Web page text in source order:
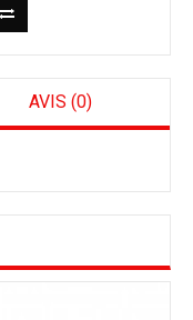
AVIS (0)